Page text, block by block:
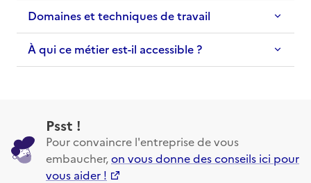
Domaines et techniques de travail
À qui ce métier est-il accessible ?
Psst !
Pour convaincre l'entreprise de vous
embaucher,on vous donne des conseils ici pour
vous aider !